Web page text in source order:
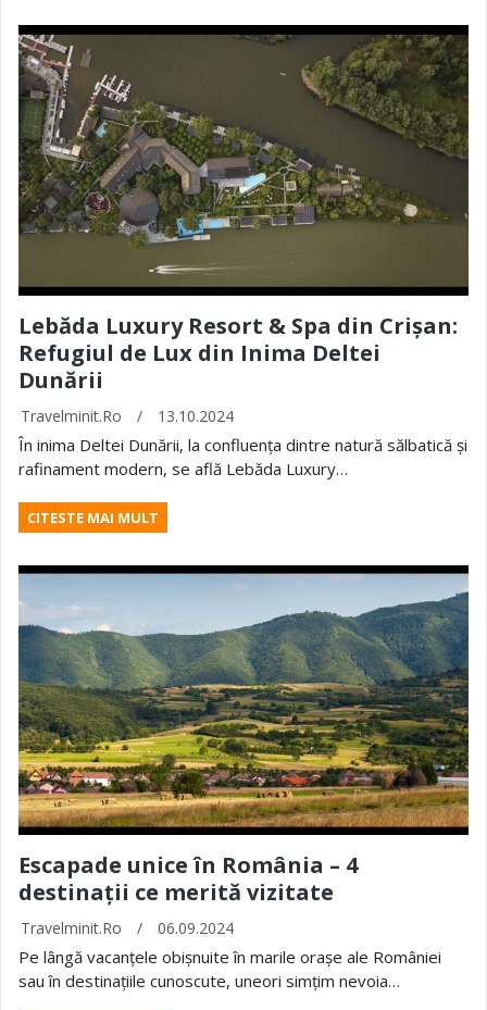
Lebăda Luxury Resort & Spa din Crișan:
Refugiul de Lux din Inima Deltei
Dunării
Travelminit.ro / 13.10.2024
În inima Deltei Dunării, la confluența dintre natură sălbatică și
rafinament modern, se află Lebăda Luxury…
CITESTE MAI MULT
Escapade unice în România – 4
destinații ce merită vizitate
Travelminit.ro / 06.09.2024
Pe lângă vacanțele obișnuite în marile orașe ale României
sau în destinațiile cunoscute, uneori simțim nevoia…